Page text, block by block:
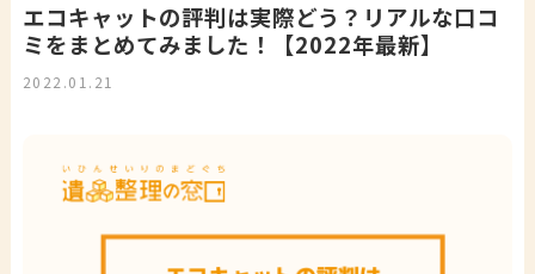
エコキャットの評判は実際どう？リアルな口コ
ミをまとめてみました！【2022年最新】
2022.01.21